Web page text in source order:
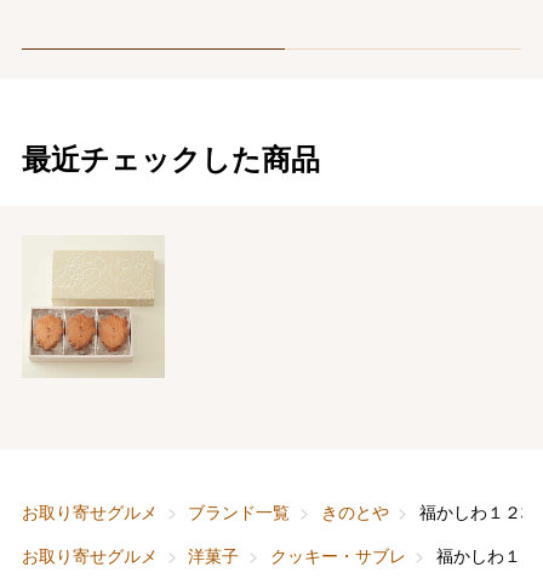
最近チェックした商品
お取り寄せグルメ ブランド一覧 きのとや
福かしわ１２枚
お取り寄せグルメ
洋菓子 クッキー・サブレ
福かしわ１
ホーム＆インテリア
結婚内祝い
バレンタインチョコレート
お中元